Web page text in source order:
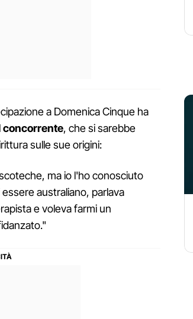
a Domenica Cinque ha
concorrente, che si sarebbe
sulle sue origini:
ma io l'ho conosciuto
australiano, parlava
e voleva farmi un